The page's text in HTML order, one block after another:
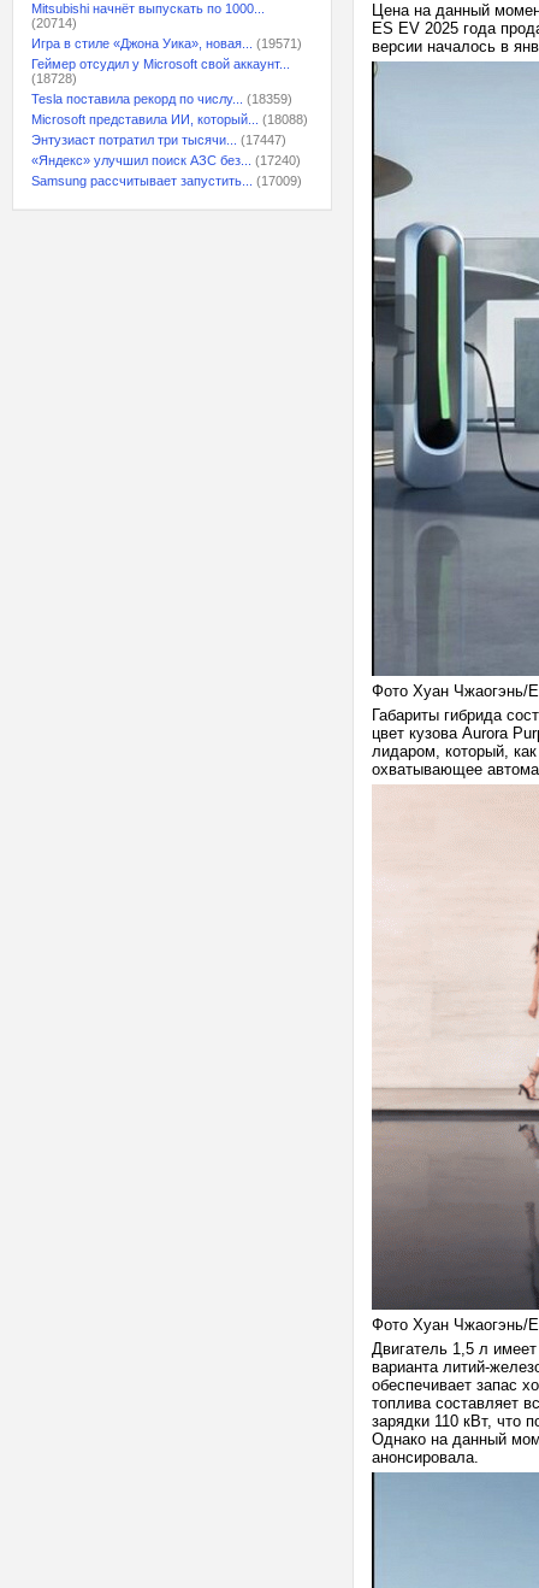
Mitsubishi начнёт выпускать по 1000...
(20714)
Игра в стиле «Джона Уика», новая...
(19571)
Геймер отсудил у Microsoft свой аккаунт...
(18728)
Tesla поставила рекорд по числу...
(18359)
Microsoft представила ИИ, который...
(18088)
Энтузиаст потратил три тысячи...
(17447)
«Яндекс» улучшил поиск АЗС без...
(17240)
Samsung рассчитывает запустить...
(17009)
Цена на данный
ES EV 2025 года
версии началось в
Фото Хуан Чжаогэнь/
Габариты гибрида
цвет кузова Aurora
лидаром, который,
охватывающее
Фото Хуан Чжаогэнь/
Двигатель 1,5 л
варианта литий-
обеспечивает запас
топлива составляет
зарядки 110 кВт, что
Однако на данный
анонсировала.